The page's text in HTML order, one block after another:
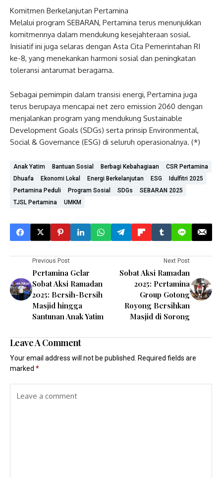
Komitmen Berkelanjutan Pertamina
Melalui program SEBARAN, Pertamina terus menunjukkan
komitmennya dalam mendukung kesejahteraan sosial.
Inisiatif ini juga selaras dengan Asta Cita Pemerintahan RI
ke-8, yang menekankan harmoni sosial dan peningkatan
toleransi antarumat beragama.
Sebagai pemimpin dalam transisi energi, Pertamina juga
terus berupaya mencapai net zero emission 2060 dengan
menjalankan program yang mendukung Sustainable
Development Goals (SDGs) serta prinsip Environmental,
Social & Governance (ESG) di seluruh operasionalnya. (*)
Anak Yatim Bantuan Sosial Berbagi Kebahagiaan
CSR Pertamina
Dhuafa
Ekonomi Lokal Energi Berkelanjutan ESG
Idulfitri 2025
Pertamina Peduli
Program Sosial SDGs
SEBARAN 2025
TJSL Pertamina
UMKM
Previous Post
Pertamina Gelar
Sobat Aksi Ramadan
2025: Bersih-Bersih
Masjid hingga
Santunan Anak Yatim
Next Post
Sobat Aksi Ramadan
2025: Pertamina
Group Gotong
Royong Bersihkan
Masjid di Sorong
Leave A Comment
Your email address will not be published.
Required fields are
marked *